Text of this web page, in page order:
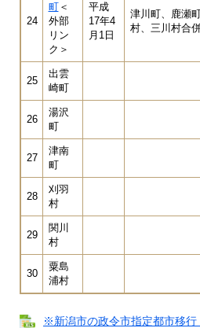
24
町＜
外部
リン
ク＞
平成
17年4
月1日
津川町、鹿瀬
村、三川村合
25
出雲
崎町
26
湯沢
町
27
津南
町
28
刈羽
村
29
関川
村
30
粟島
浦村
※新潟市の政令市指定都市移